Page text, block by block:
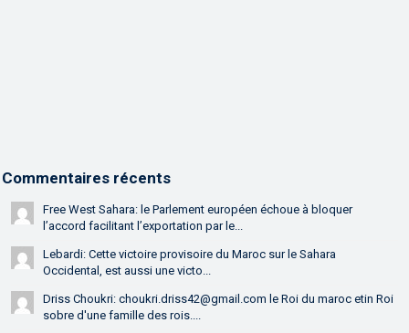
Commentaires récents
Free West Sahara: le Parlement européen échoue à bloquer
l’accord facilitant l’exportation par le...
Lebardi: Cette victoire provisoire du Maroc sur le Sahara
Occidental, est aussi une victo...
Driss Choukri: choukri.driss42@gmail.com le Roi du maroc etin Roi
sobre d'une famille des rois....